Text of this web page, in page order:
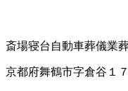
斎場寝台自動車葬儀業
京都府舞鶴市字倉谷１